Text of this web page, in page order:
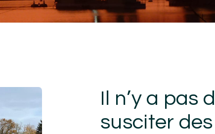
Il n’y a pas
susciter